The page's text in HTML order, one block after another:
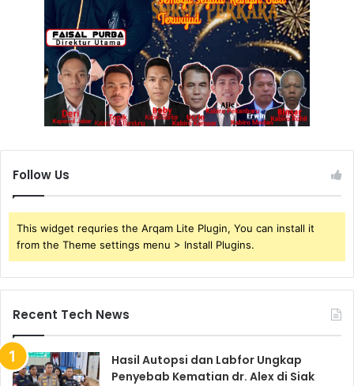
Follow Us
This widget requries the Arqam Lite Plugin, You can install it
from the Theme settings menu > Install Plugins.
Recent Tech News
Hasil Autopsi dan Labfor Ungkap
Penyebab Kematian dr. Alex di Siak